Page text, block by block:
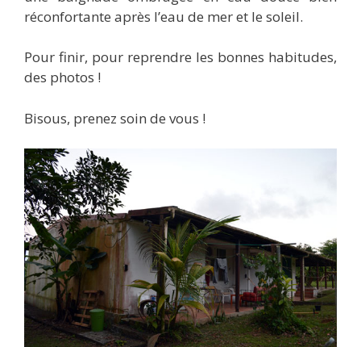
réconfortante après l’eau de mer et le soleil.
Pour finir, pour reprendre les bonnes habitudes,
des photos !
Bisous, prenez soin de vous !